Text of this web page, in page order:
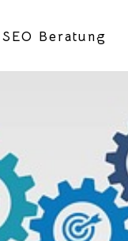
SEO Beratung